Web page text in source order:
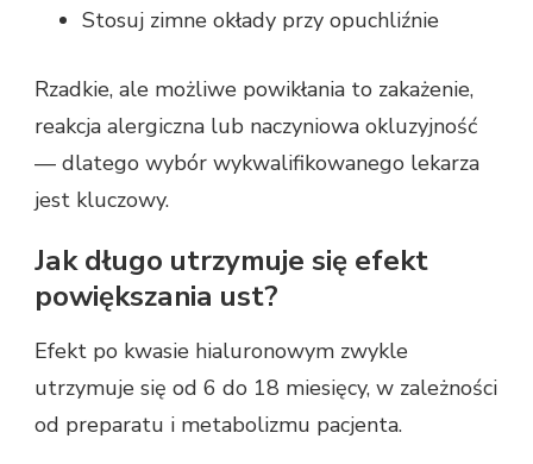
Stosuj zimne okłady przy opuchliźnie
Rzadkie, ale możliwe powikłania to zakażenie,
reakcja alergiczna lub naczyniowa okluzyjność
— dlatego wybór wykwalifikowanego lekarza
jest kluczowy.
Jak długo utrzymuje się efekt
powiększania ust?
Efekt po kwasie hialuronowym zwykle
utrzymuje się od 6 do 18 miesięcy, w zależności
od preparatu i metabolizmu pacjenta.